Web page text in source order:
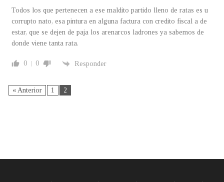
Todos los que pertenecen a ese maldito partido lleno de ratas es u
corrupto nato, esa pintura en alguna factura con credito fiscal a de
estar, que se dejen de paja los arenarcos ladrones ya sabemos de
donde viene tanta rata.
0 0 Responder
« Anterior 1 2